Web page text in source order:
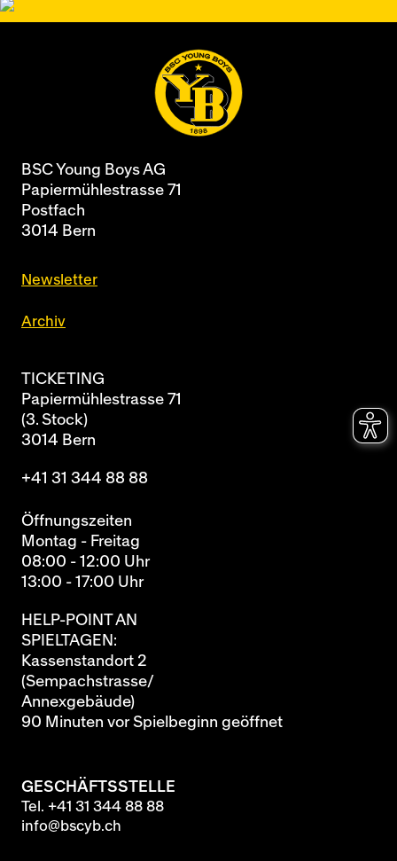
BSC Young Boys AG
Papiermühlestrasse 71
Postfach
3014 Bern
Newsletter
Archiv
TICKETING
Papiermühlestrasse 71
(3. Stock)
3014 Bern
+41 31 344 88 88
Öffnungszeiten
Montag - Freitag
08:00 - 12:00 Uhr
13:00 - 17:00 Uhr
HELP-POINT AN
SPIELTAGEN:
Kassenstandort 2
(Sempachstrasse/
Annexgebäude)
90 Minuten vor Spielbeginn geöffnet
GESCHÄFTSSTELLE
Tel. +41 31 344 88 88
info@bscyb.ch